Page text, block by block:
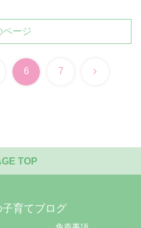
ページ
6 7 次
TOP
育てブログ